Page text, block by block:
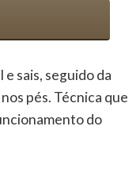
e sais, seguido da
pés. Técnica que
do